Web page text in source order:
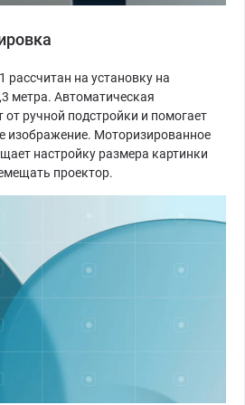
рассчитан на установку на
метра. Автоматическая
ручной подстройки и помогает
изображение. Моторизированное
настройку размера картинки
проектор.